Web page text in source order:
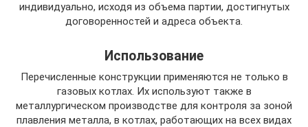
индивидуально, исходя из объема партии, достигнутых
договоренностей и адреса объекта.
Использование
Перечисленные конструкции применяются не только в
газовых котлах. Их используют также в
металлургическом производстве для контроля за зоной
плавления металла, в котлах, работающих на всех видах